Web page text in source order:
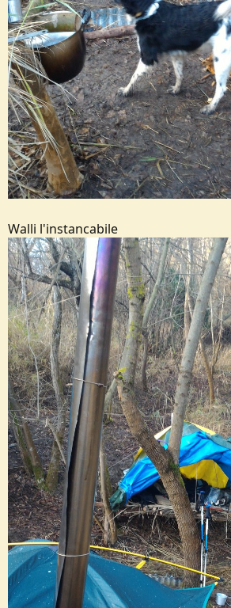
Walli l'instancabile